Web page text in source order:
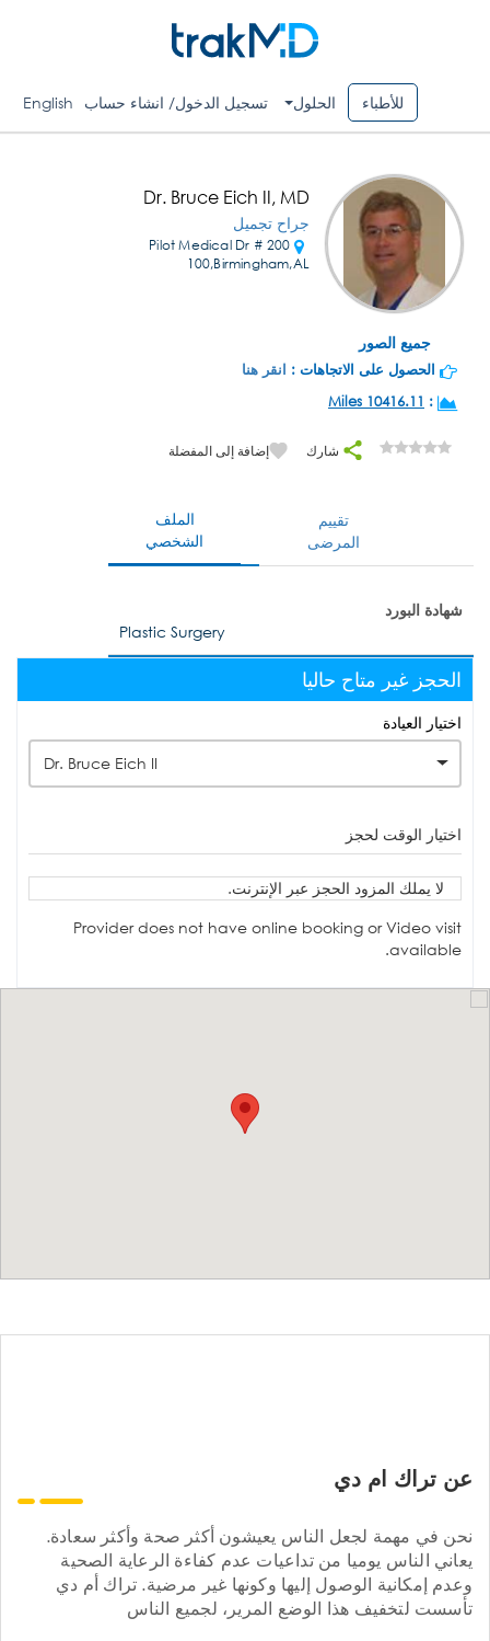
للأطباء الحلول تسجيل الدخول/ انشاء حساب English
جميع الصور
Dr. Bruce Eich II, MD
جراح تجميل
200 Pilot Medical Dr #
100,Birmingham,AL
الحصول على الاتجاهات : انقر هنا
:
10416.11 Miles
شارك إضافة إلى المفضلة
الملف
الشخصي
تقييم
المرضى
شهادة البورد
Plastic Surgery
الحجز غير متاح حاليا
اختيار العيادة
Dr. Bruce Eich II
اختيار الوقت لحجز
لا يملك المزود الحجز عبر الإنترنت.
Provider does not have online booking or Video visit
available.
عن تراك ام دي
نحن في مهمة لجعل الناس يعيشون أكثر صحة وأكثر سعادة.
يعاني الناس يوميا من تداعيات عدم كفاءة الرعاية الصحية
وعدم إمكانية الوصول إليها وكونها غير مرضية. تراك أم دي
تأسست لتخفيف هذا الوضع المرير، لجميع الناس